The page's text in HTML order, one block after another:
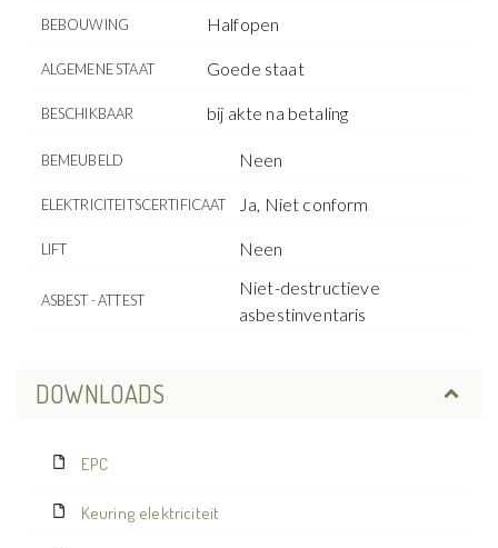
BEBOUWING Halfopen
ALGEMENE STAAT Goede staat
BESCHIKBAAR bij akte na betaling
BEMEUBELD Neen
ELEKTRICITEITSCERTIFICAAT Ja, Niet conform
LIFT Neen
ASBEST - ATTEST
Niet-destructieve
asbestinventaris
DOWNLOADS
EPC
Keuring elektriciteit